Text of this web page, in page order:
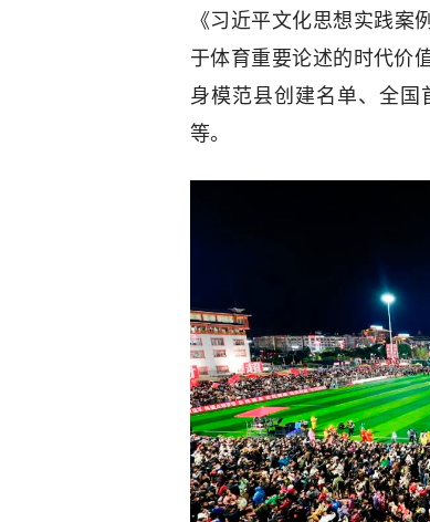
《习近平文化思想实践
于体育重要论述的时代价
身模范县创建名单、全
等。